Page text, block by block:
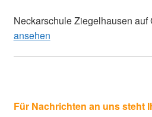
Neckarschule Ziegelhausen auf
ansehen
Für Nachrichten an uns steht